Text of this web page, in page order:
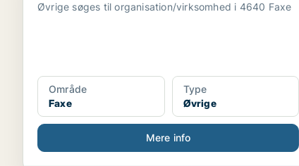
Øvrige søges til organisation/virksomhed i 4640 Faxe
Område
Faxe
Type
Øvrige
Mere info